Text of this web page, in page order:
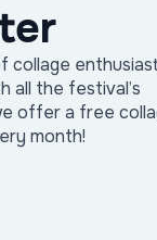
& Cristiana
dance,
collage
all the festival’s
offer a free
month!